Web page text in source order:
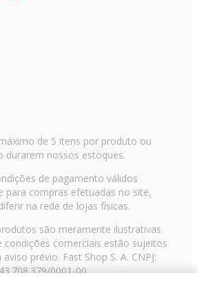
de 5 itens por produto ou
durarem nossos estoques.
de pagamento válidos
para compras efetuadas no site,
na rede de lojas físicas.
são meramente ilustrativas.
condições comerciais estão sujeitos
prévio. Fast Shop S. A. CNPJ:
0001-00